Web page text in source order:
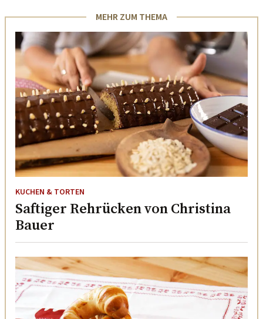
MEHR ZUM THEMA
KUCHEN & TORTEN
Saftiger Rehrücken von Christina
Bauer